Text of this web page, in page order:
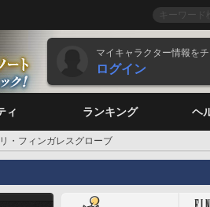
マイキャラクター情報をチ
ログイン
ィ ランキング ヘ
・フィンガレスグローブ